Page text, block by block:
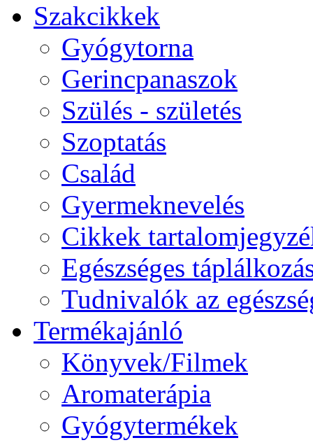
Szakcikkek
Gyógytorna
Gerincpanaszok
Szülés - születés
Szoptatás
Család
Gyermeknevelés
Cikkek
Egészséges
Tudnivalók az
Termékajánló
Könyvek/Filmek
Aromaterápia
Gyógytermékek